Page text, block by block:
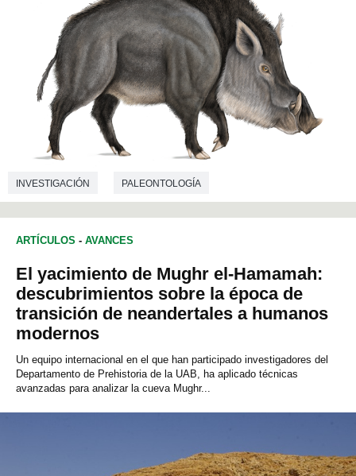
INVESTIGACIÓN PALEONTOLOGÍA
ARTÍCULOS - AVANCES
El yacimiento de Mughr el-Hamamah:
descubrimientos sobre la época de
transición de neandertales a humanos
modernos
Un equipo internacional en el que han participado investigadores del
Departamento de Prehistoria de la UAB, ha aplicado técnicas
avanzadas para analizar la cueva Mughr...